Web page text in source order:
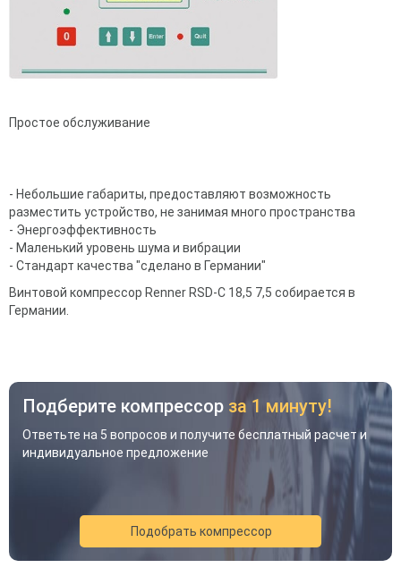
Простое обслуживание
- Небольшие габариты, предоставляют возможность
разместить устройство, не занимая много пространства
- Энергоэффективность
- Маленький уровень шума и вибрации
- Стандарт качества "сделано в Германии"
Винтовой компрессор Renner RSD-C 18,5 7,5 собирается в
Германии.
Подберите компрессор за 1 минуту!
Ответьте на 5 вопросов и получите бесплатный расчет и
индивидуальное предложение
Подобрать компрессор
АкцияНовинкаХит